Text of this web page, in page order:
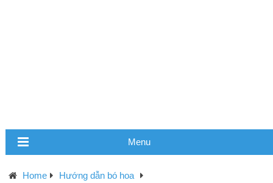
Menu
Home
Hướng dẫn bó hoa